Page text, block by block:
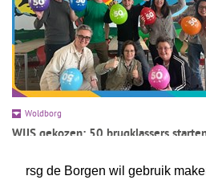
rsg de Borgen wil gebruik
Woldborg
WIJS gekozen: 50 brugklassers